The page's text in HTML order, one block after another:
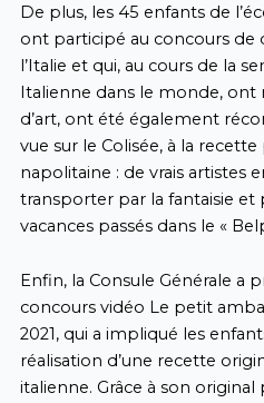
De plus, les 45 enfants de
ont participé au concours de
l’Italie et qui, au cours de la
Italienne dans le monde,
d’art, ont été également
vue sur le Colisée, à la
napolitaine : de vrais artistes
transporter par la fantaisie et
vacances passés dans le «
Enfin, la Consule Générale a
concours vidéo Le petit
2021, qui a impliqué les
réalisation d’une recette
italienne. Grâce à son